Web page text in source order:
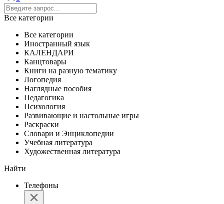
Все категории
Все категории
Иностранный язык
КАЛЕНДАРИ
Канцтовары
Книги на разную тематику
Логопедия
Наглядные пособия
Педагогика
Психология
Развивающие и настольные игры
Раскраски
Словари и Энциклопедии
Учебная литература
Художественная литература
Найти
Телефоны